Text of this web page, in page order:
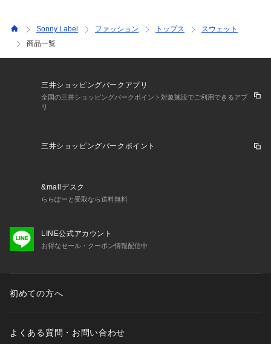
Sonny Label ファッション トップス
スウェット
商品一覧
三井ショッピングパークアプリ
全国の三井ショッピングパークポイント対象施設でご利用できるアプ
リ
三井ショッピングパークポイント
&mallデスク
ららぽーと受取なら送料無料
LINE公式アカウント
お得なセール・クーポン情報配信中
初めての方へ
よくある質問・お問い合わせ